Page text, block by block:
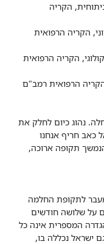
הקריה
הקריה הרפואית
הקריה הרפואית
הרפואית רמב"ם
נהוג כיום לחלק את
כאב חריף אנחנו
תקופה ארוכה,
לתקופת החלמה
על שלושה חודשים
המספרית אינה כל
ישראל נכללה בו,